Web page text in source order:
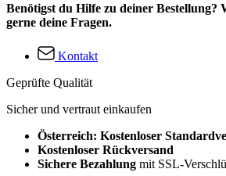
Benötigst du Hilfe zu deiner Bestellung?
gerne deine Fragen.
Kontakt
Geprüfte Qualität
Sicher und vertraut einkaufen
Österreich: Kostenloser
Kostenloser Rückversand
Sichere Bezahlung mit SSL-